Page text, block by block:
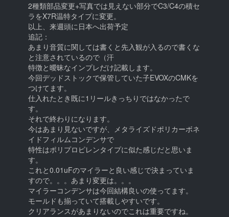
2種類部品変更+写真では見えない部分でC3/C4の積セ
ラをX7R温特タイプに変更。
以上、来週頭に日本へ出荷予定
追記：
あまり音質に関しては書くと先入観が入るので書くな
と注意されているので（汗
特徴と曖昧なインプレだけ記載します。
今回デッドストックで保管していた子EVOXのCMKを
つけてます。
仕入れたとき既に1リールきっちりではなかったで
す。
それで終わりになります。
今はあまり見ないですが、メタライズドポリカーボネ
イドフィルムコンデンサで
特性はポリプロピレンタイプに似た感じだと思いま
す。
これと0.01uFのマイラーと良い感じで決まっていま
すので。。。あまり変更は。。。
マイラーコンデンサは今回結構良いの使ってます。
モールドも揃っていて搭載しやすいです。
クリアランスがあまりないのでこれは重要ですね。